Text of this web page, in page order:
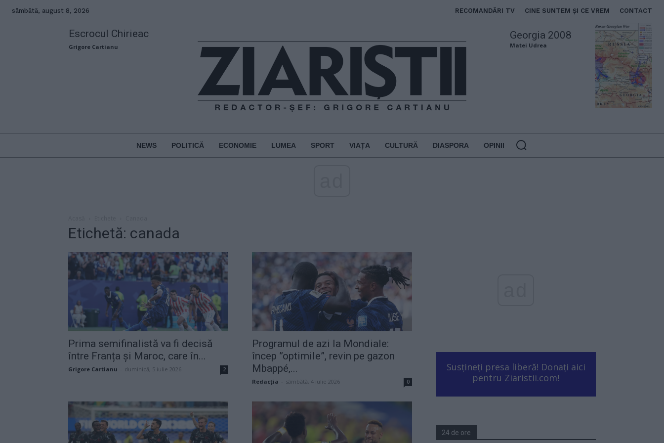
sâmbătă, august 8, 2026 RECOMANDĂRI TV CINE SUNTEM ȘI CE VREM CONTACT
Escrocul Chirieac
Grigore Cartianu
Georgia 2008
Matei Udrea
NEWS POLITICĂ ECONOMIE LUMEA SPORT VIAȚA CULTURĂ DIASPORA OPINII
Etichetă: canada
Prima semifinalistă va fi decisă
între Franța și Maroc, care în...
Grigore Cartianu duminică, 5 iulie 2026 2
Programul de azi la Mondiale:
încep ”optimile”, revin pe gazon
Mbappé,...
Redacţia sâmbătă, 4 iulie 2026 0
Susțineți presa liberă! Donați aici
pentru Ziaristii.com!
24 de ore